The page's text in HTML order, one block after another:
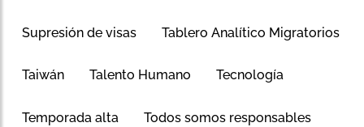
Supresión de visas Tablero Analítico Migratorios
Taiwán Talento Humano Tecnología
Temporada alta Todos somos responsables